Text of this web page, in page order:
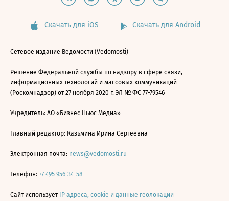
Скачать для iOS Скачать для Android
Сетевое издание Ведомости (Vedomosti)
Решение Федеральной службы по надзору в сфере связи,
информационных технологий и массовых коммуникаций
(Роскомнадзор) от 27 ноября 2020 г. ЭЛ № ФС 77-79546
Учредитель: АО «Бизнес Ньюс Медиа»
Главный редактор: Казьмина Ирина Сергеевна
Электронная почта: news@vedomosti.ru
Телефон: +7 495 956-34-58
Сайт использует IP адреса, cookie и данные геолокации